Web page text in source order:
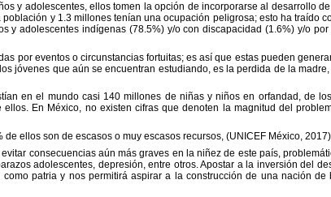
y adolescentes, ellos tomen la opción de incorporarse al desarrollo
población y 1.3 millones tenían una ocupación peligrosa; esto ha traído
y adolescentes indígenas (78.5%) y/o con discapacidad (1.6%) y/o
por eventos o circunstancias fortuitas; es así que estas pueden
jóvenes que aún se encuentran estudiando, es la perdida de la
en el mundo casi 140 millones de niñas y niños en orfandad, de
En México, no existen cifras que denoten la magnitud del
de ellos son de escasos o muy escasos recursos, (UNICEF México,
evitar consecuencias aún más graves en la niñez de este país,
adolescentes, depresión, entre otros. Apostar a la inversión del
patria y nos permitirá aspirar a la construcción de una nación de